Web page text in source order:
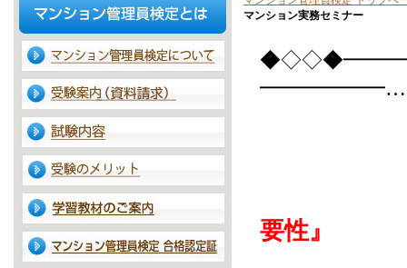
マンション実務セミナー
要性』